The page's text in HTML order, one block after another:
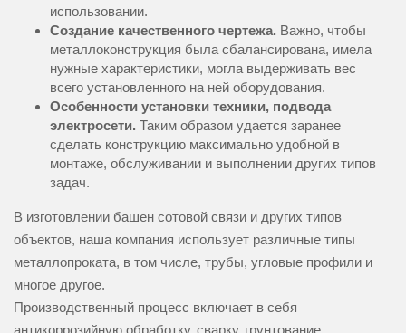
использовании.
Создание качественного чертежа. Важно, чтобы
металлоконструкция была сбалансирована, имела
нужные характеристики, могла выдерживать вес
всего установленного на ней оборудования.
Особенности установки техники, подвода
электросети. Таким образом удается заранее
сделать конструкцию максимально удобной в
монтаже, обслуживании и выполнении других типов
задач.
В изготовлении башен сотовой связи и других типов
объектов, наша компания использует различные типы
металлопроката, в том числе, трубы, угловые профили и
многое другое.
Производственный процесс включает в себя
антикоррозийную обработку, сварку, грунтование,